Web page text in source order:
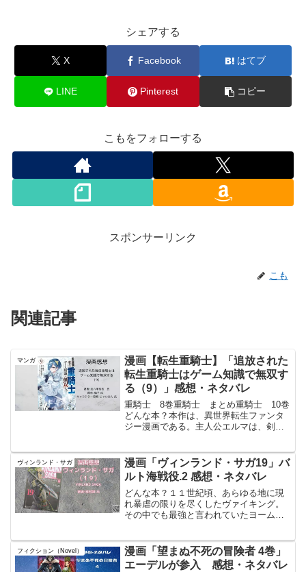
シェアする
X Facebook はてブ
LINE Pinterest コピー
こもをフォローする
スポンサーリンク
こも
関連記事
マンガ
漫画【転生重騎士】「追放された
転生重騎士はゲーム知識で無双す
る（9）」感想・ネタバレ
重騎士 8巻重騎士 まとめ重騎士 10巻
どんな本？本作は、異世界転生ファンタ
ジー漫画である。主人公エルマは、剣聖
現し、家族から追放される。しかし、こ
の世界が自身の知るゲ...
ヴィンランド・サガ
漫画「ヴィンランド・サガ19」バ
ルト海戦役.2 感想・ネタバレ
どんな本？１１世紀頃、あらゆる地に現
れ暴虐の限りを尽くしたヴァイキング。
その中でも最強と言われていたヨーム戦
で産まれ、農夫＆漁師の息子として育っ
たのだが、、ヨーム戦士団...
フィクション（Novel）
漫画「望まぬ不死の冒険者 4巻」
エーデルが参入 感想・ネタバレ